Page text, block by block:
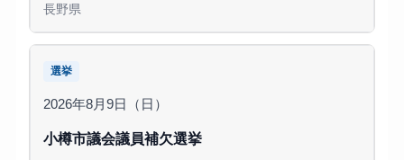
長野県
選挙
2026年8月9日（日）
小樽市議会議員補欠選挙